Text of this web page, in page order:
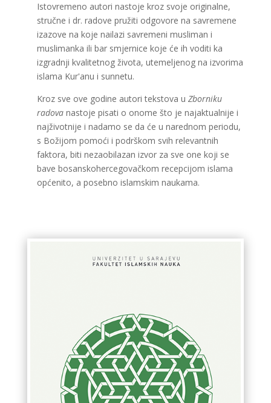
Istovremeno autori nastoje kroz svoje originalne,
stručne i dr. radove pružiti odgovore na savremene
izazove na koje nailazi savremeni musliman i
muslimanka ili bar smjernice koje će ih voditi ka
izgradnji kvalitetnog života, utemeljenog na izvorima
islama Kur'anu i sunnetu.
Kroz sve ove godine autori tekstova u Zborniku
radovanastoje pisati o onome što je najaktualnije i
najživotnije i nadamo se da će u narednom periodu,
s Božijom pomoći i podrškom svih relevantnih
faktora, biti nezaobilazan izvor za sve one koji se
bave bosanskohercegovačkom recepcijom islama
općenito, a posebno islamskim naukama.